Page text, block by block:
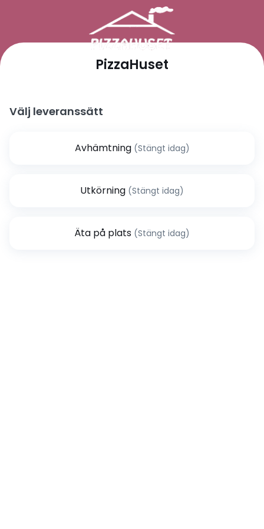
PizzaHuset
Välj leveranssätt
Avhämtning(Stängt idag)
Utkörning (Stängt idag)
Äta på plats (Stängt idag)